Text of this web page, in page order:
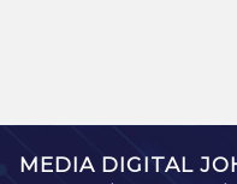
MEDIA DIGITAL